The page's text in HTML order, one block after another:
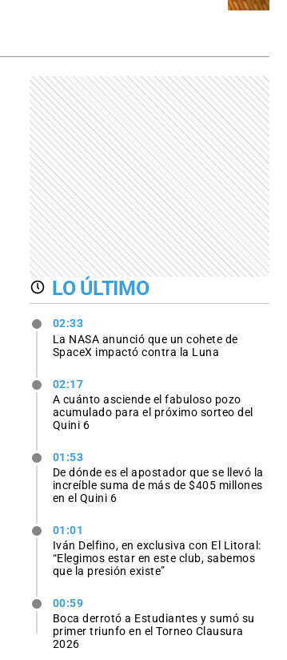
LO ÚLTIMO
02:33
La NASA anunció que un cohete de
SpaceX impactó contra la Luna
02:17
A cuánto asciende el fabuloso pozo
acumulado para el próximo sorteo del
Quini 6
01:53
De dónde es el apostador que se llevó la
increíble suma de más de $405 millones
en el Quini 6
01:01
Iván Delfino, en exclusiva con El Litoral:
“Elegimos estar en este club, sabemos
que la presión existe”
00:59
Boca derrotó a Estudiantes y sumó su
primer triunfo en el Torneo Clausura
2026